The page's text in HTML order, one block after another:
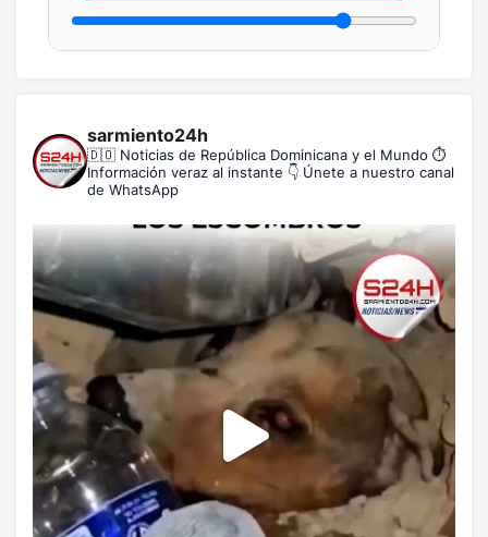
sarmiento24h
🇩🇴 Noticias de República Dominicana y el Mundo ⏱️
Información veraz al instante 👇 Únete a nuestro canal
de WhatsApp